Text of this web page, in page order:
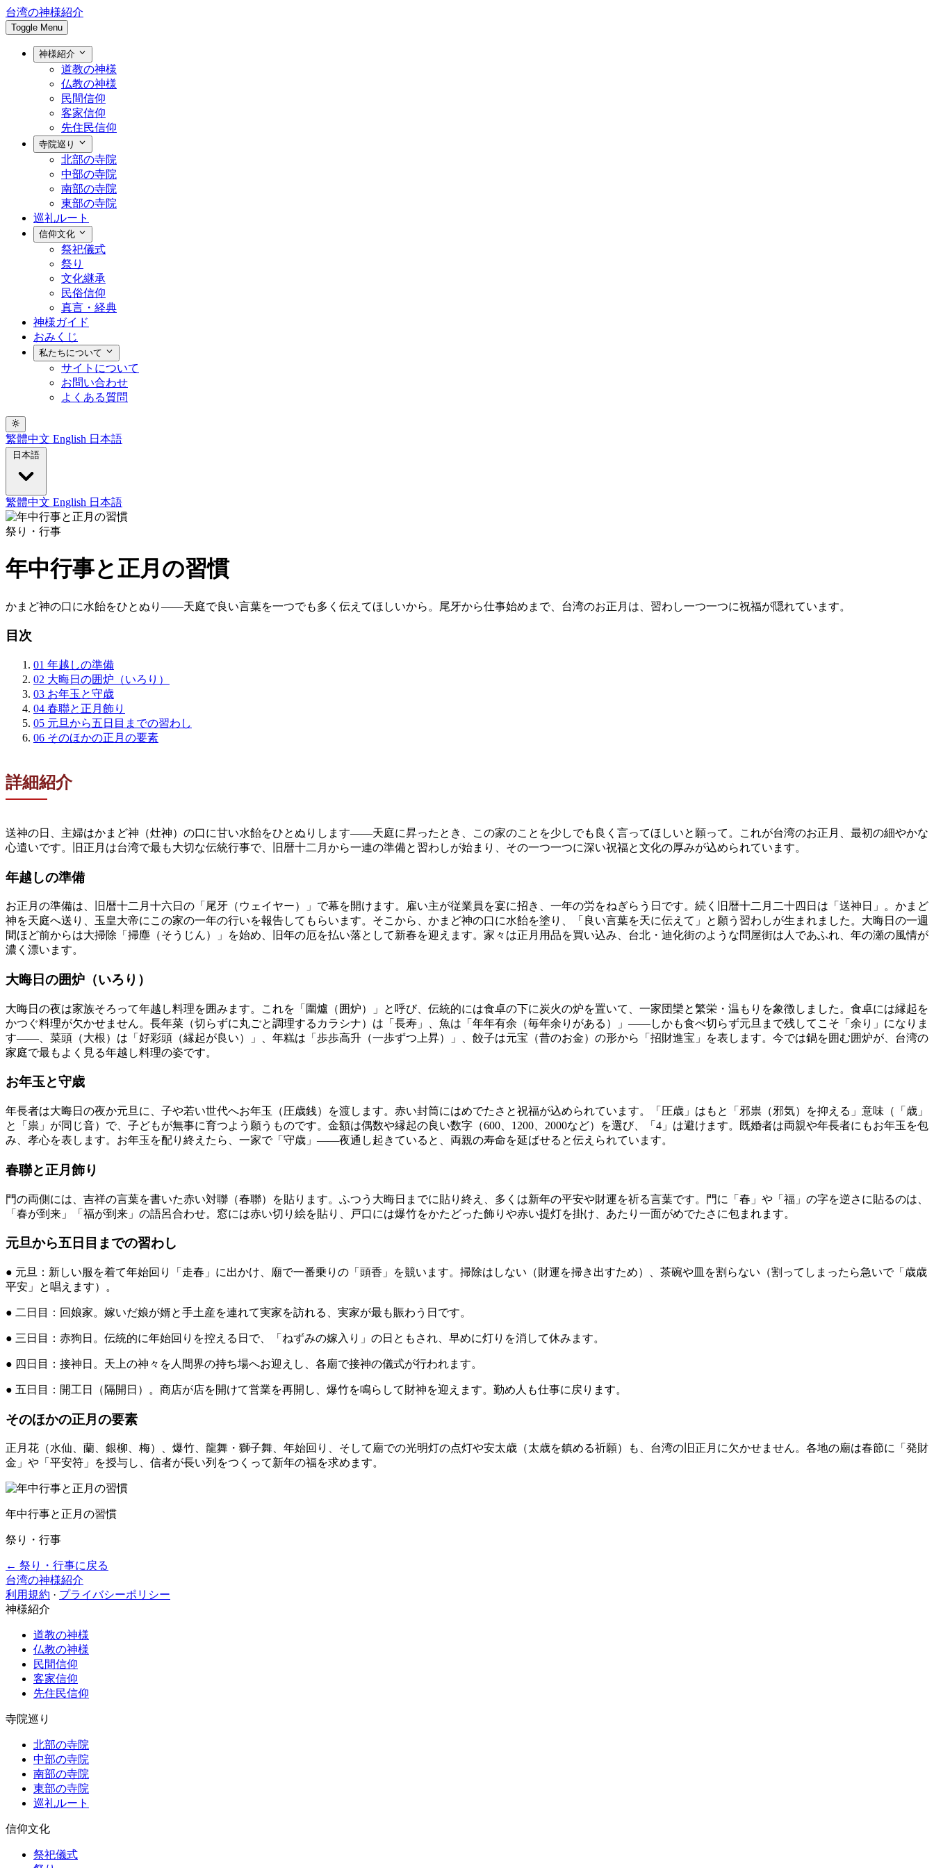
台湾の神様紹介
Toggle Menu
神様紹介
道教の神様
仏教の神様
民間信仰
客家信仰
先住民信仰
寺院巡り
北部の寺院
中部の寺院
南部の寺院
東部の寺院
巡礼ルート
信仰文化
祭祀儀式
祭り
文化継承
民俗信仰
真言・経典
神様ガイド
おみくじ
私たちについて
サイトについて
お問い合わせ
よくある質問
繁體中文 English 日本語
日本語
繁體中文 English 日本語
祭り・行事
年中行事と正月の習慣
かまど神の口に水飴をひとぬり——天庭で良い言葉を一つでも多く伝えてほしいから。尾牙から仕事始めまで、台湾のお正月は、習わし一つ一つに祝福が隠れています。
目次
01 年越しの準備
02 大晦日の囲炉（いろり）
03 お年玉と守歳
04 春聯と正月飾り
05 元旦から五日目までの習わし
06 そのほかの正月の要素
詳細紹介
送神の日、主婦はかまど神（灶神）の口に甘い水飴をひとぬりします——天庭に昇ったとき、この家のことを少しでも良く言ってほしいと願って。これが台湾のお正月、最初の細やかな
心遣いです。旧正月は台湾で最も大切な伝統行事で、旧暦十二月から一連の準備と習わしが始まり、その一つ一つに深い祝福と文化の厚みが込められています。
年越しの準備
お正月の準備は、旧暦十二月十六日の「尾牙（ウェイヤー）」で幕を開けます。雇い主が従業員を宴に招き、一年の労をねぎらう日です。続く旧暦十二月二十四日は「送神日」。かまど
神を天庭へ送り、玉皇大帝にこの家の一年の行いを報告してもらいます。そこから、かまど神の口に水飴を塗り、「良い言葉を天に伝えて」と願う習わしが生まれました。大晦日の一週
間ほど前からは大掃除「掃塵（そうじん）」を始め、旧年の厄を払い落として新春を迎えます。家々は正月用品を買い込み、台北・迪化街のような問屋街は人であふれ、年の瀬の風情が
濃く漂います。
大晦日の囲炉（いろり）
大晦日の夜は家族そろって年越し料理を囲みます。これを「圍爐（囲炉）」と呼び、伝統的には食卓の下に炭火の炉を置いて、一家団欒と繁栄・温もりを象徴しました。食卓には縁起を
かつぐ料理が欠かせません。長年菜（切らずに丸ごと調理するカラシナ）は「長寿」、魚は「年年有余（毎年余りがある）」——しかも食べ切らず元旦まで残してこそ「余り」になりま
す——、菜頭（大根）は「好彩頭（縁起が良い）」、年糕は「歩歩高升（一歩ずつ上昇）」、餃子は元宝（昔のお金）の形から「招財進宝」を表します。今では鍋を囲む囲炉が、台湾の
家庭で最もよく見る年越し料理の姿です。
お年玉と守歳
年長者は大晦日の夜か元旦に、子や若い世代へお年玉（圧歳銭）を渡します。赤い封筒にはめでたさと祝福が込められています。「圧歳」はもと「邪祟（邪気）を抑える」意味（「歳」
と「祟」が同じ音）で、子どもが無事に育つよう願うものです。金額は偶数や縁起の良い数字（600、1200、2000など）を選び、「4」は避けます。既婚者は両親や年長者にもお年玉を包
み、孝心を表します。お年玉を配り終えたら、一家で「守歳」——夜通し起きていると、両親の寿命を延ばせると伝えられています。
春聯と正月飾り
門の両側には、吉祥の言葉を書いた赤い対聯（春聯）を貼ります。ふつう大晦日までに貼り終え、多くは新年の平安や財運を祈る言葉です。門に「春」や「福」の字を逆さに貼るのは、
「春が到来」「福が到来」の語呂合わせ。窓には赤い切り絵を貼り、戸口には爆竹をかたどった飾りや赤い提灯を掛け、あたり一面がめでたさに包まれます。
元旦から五日目までの習わし
● 元旦：新しい服を着て年始回り「走春」に出かけ、廟で一番乗りの「頭香」を競います。掃除はしない（財運を掃き出すため）、茶碗や皿を割らない（割ってしまったら急いで「歳歳
平安」と唱えます）。
● 二日目：回娘家。嫁いだ娘が婿と手土産を連れて実家を訪れる、実家が最も賑わう日です。
● 三日目：赤狗日。伝統的に年始回りを控える日で、「ねずみの嫁入り」の日ともされ、早めに灯りを消して休みます。
● 四日目：接神日。天上の神々を人間界の持ち場へお迎えし、各廟で接神の儀式が行われます。
● 五日目：開工日（隔開日）。商店が店を開けて営業を再開し、爆竹を鳴らして財神を迎えます。勤め人も仕事に戻ります。
そのほかの正月の要素
正月花（水仙、蘭、銀柳、梅）、爆竹、龍舞・獅子舞、年始回り、そして廟での光明灯の点灯や安太歳（太歳を鎮める祈願）も、台湾の旧正月に欠かせません。各地の廟は春節に「発財
金」や「平安符」を授与し、信者が長い列をつくって新年の福を求めます。
年中行事と正月の習慣
祭り・行事
← 祭り・行事に戻る
台湾の神様紹介
利用規約 · プライバシーポリシー
神様紹介
道教の神様
仏教の神様
民間信仰
客家信仰
先住民信仰
寺院巡り
北部の寺院
中部の寺院
南部の寺院
東部の寺院
巡礼ルート
信仰文化
祭祀儀式